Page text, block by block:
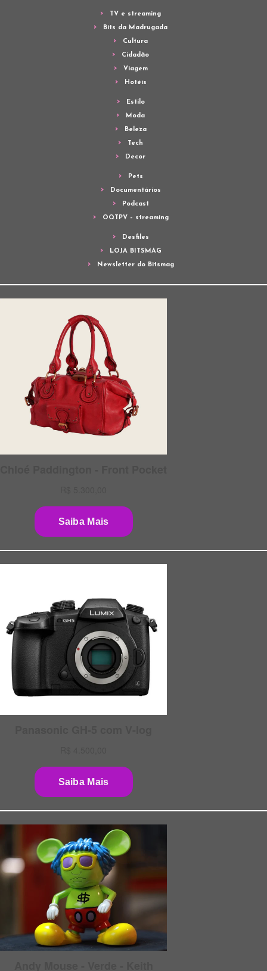
TV e streaming
Bits da Madrugada
Cultura
Cidadão
Viagem
Hotéis
Estilo
Moda
Beleza
Tech
Decor
Pets
Documentários
Podcast
OQTPV – streaming
Desfiles
LOJA BITSMAG
Newsletter do Bitsmag